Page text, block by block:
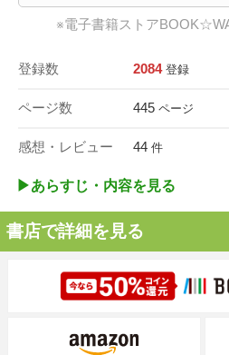
※電子書籍ストア
登録数 2084 登録
ページ数 445 ページ
感想・レビュー 44 件
▶︎あらすじ・内容を見る
書店で詳細を見る